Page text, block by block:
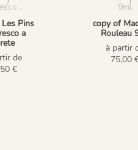
Pins
a
de
€
copy of
Rouleau
à partir
75,00